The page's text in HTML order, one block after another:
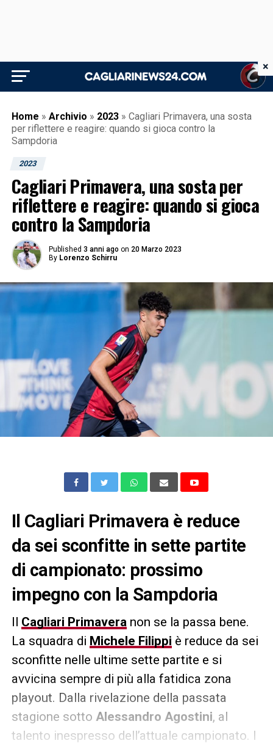
Home » Archivio » 2023 » Cagliari Primavera, una sosta
per riflettere e reagire: quando si gioca contro la
Sampdoria
2023
Cagliari Primavera, una sosta per
riflettere e reagire: quando si gioca
contro la Sampdoria
Published 3 anni ago on 20 Marzo 2023
By Lorenzo Schirru
Il Cagliari Primavera è reduce
da sei sconfitte in sette partite
di campionato: prossimo
impegno con la Sampdoria
Il Cagliari Primavera non se la passa bene.
La squadra di Michele Filippi è reduce da sei
sconfitte nelle ultime sette partite e si
avvicina sempre di più alla fatidica zona
playout. Dalla rivelazione della passata
stagione sotto Alessandro Agostini, al
talento inespresso dell’attuale campionato. I
×